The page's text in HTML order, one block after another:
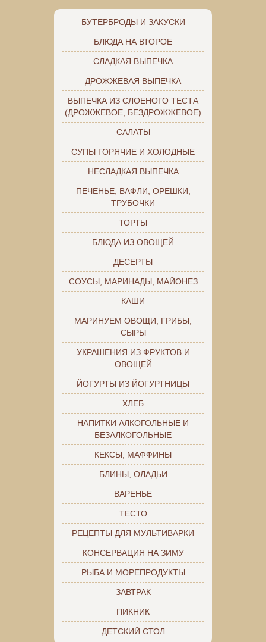
БУТЕРБРОДЫ И ЗАКУСКИ
БЛЮДА НА ВТОРОЕ
СЛАДКАЯ ВЫПЕЧКА
ДРОЖЖЕВАЯ ВЫПЕЧКА
ВЫПЕЧКА ИЗ СЛОЕНОГО ТЕСТА
(ДРОЖЖЕВОЕ, БЕЗДРОЖЖЕВОЕ)
САЛАТЫ
СУПЫ ГОРЯЧИЕ И ХОЛОДНЫЕ
НЕСЛАДКАЯ ВЫПЕЧКА
ПЕЧЕНЬЕ, ВАФЛИ, ОРЕШКИ,
ТРУБОЧКИ
ТОРТЫ
БЛЮДА ИЗ ОВОЩЕЙ
ДЕСЕРТЫ
СОУСЫ, МАРИНАДЫ, МАЙОНЕЗ
КАШИ
МАРИНУЕМ ОВОЩИ, ГРИБЫ,
СЫРЫ
УКРАШЕНИЯ ИЗ ФРУКТОВ И
ОВОЩЕЙ
ЙОГУРТЫ ИЗ ЙОГУРТНИЦЫ
ХЛЕБ
НАПИТКИ АЛКОГОЛЬНЫЕ И
БЕЗАЛКОГОЛЬНЫЕ
КЕКСЫ, МАФФИНЫ
БЛИНЫ, ОЛАДЬИ
ВАРЕНЬЕ
ТЕСТО
РЕЦЕПТЫ ДЛЯ МУЛЬТИВАРКИ
КОНСЕРВАЦИЯ НА ЗИМУ
РЫБА И МОРЕПРОДУКТЫ
ЗАВТРАК
ПИКНИК
ДЕТСКИЙ СТОЛ